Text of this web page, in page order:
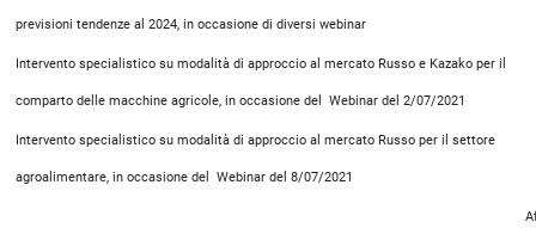
previsioni tendenze al 2024, in occasione di diversi webinar
Intervento specialistico su modalità di approccio al mercato Russo e Kazako per il
comparto delle macchine agricole, in occasione del Webinar del 2/07/2021
Intervento specialistico su modalità di approccio al mercato Russo per il settore
agroalimentare, in occasione del Webinar del 8/07/2021